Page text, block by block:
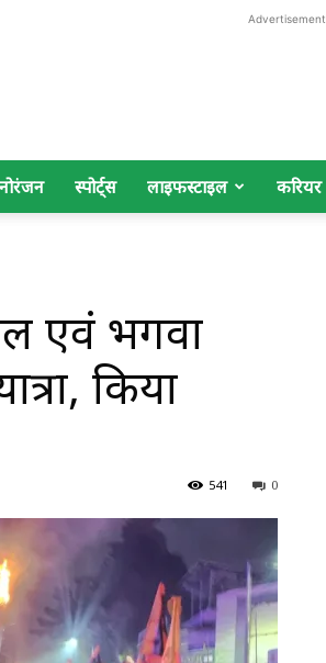
Advertisement
स्पोर्ट्स लाइफस्टाइल करियर
एवं भगवा
किया
0
541